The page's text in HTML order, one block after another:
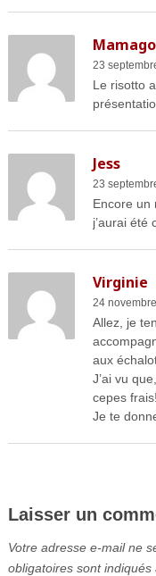
Mamago
23
Le risotto
Jess
23
Encore un
j’aurai été
Virginie
24
Allez, je
aux
J’ai vu
cepes
Je te
Laisser un
Votre adresse e-mail ne
obligatoires sont indiqués